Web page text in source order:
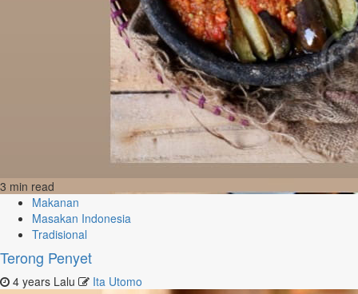
3 min read
Makanan
Masakan Indonesia
Tradisional
Terong Penyet
4 years Lalu Ita Utomo